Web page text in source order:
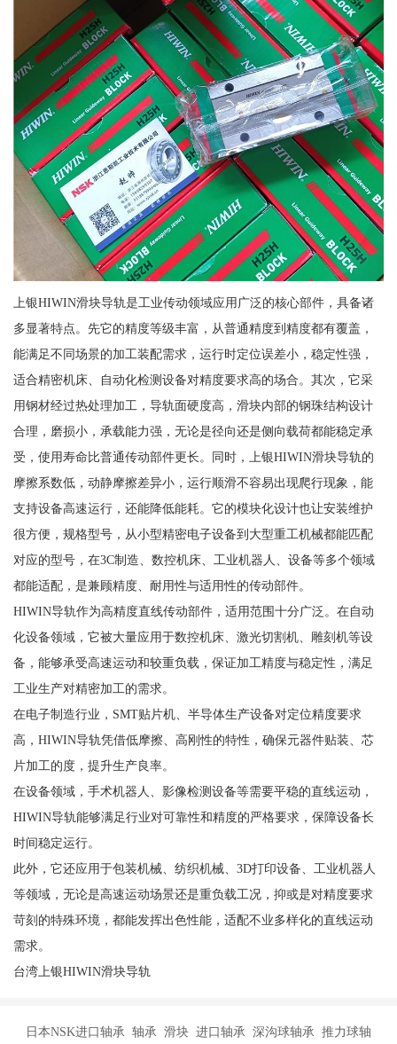
上银HIWIN滑块导轨是工业传动领域应用广泛的核心部件，具备诸
多显著特点。先它的精度等级丰富，从普通精度到精度都有覆盖，
能满足不同场景的加工装配需求，运行时定位误差小，稳定性强，
适合精密机床、自动化检测设备对精度要求高的场合。其次，它采
用钢材经过热处理加工，导轨面硬度高，滑块内部的钢珠结构设计
合理，磨损小，承载能力强，无论是径向还是侧向载荷都能稳定承
受，使用寿命比普通传动部件更长。同时，上银HIWIN滑块导轨的
摩擦系数低，动静摩擦差异小，运行顺滑不容易出现爬行现象，能
支持设备高速运行，还能降低能耗。它的模块化设计也让安装维护
很方便，规格型号，从小型精密电子设备到大型重工机械都能匹配
对应的型号，在3C制造、数控机床、工业机器人、设备等多个领域
都能适配，是兼顾精度、耐用性与适用性的传动部件。
HIWIN导轨作为高精度直线传动部件，适用范围十分广泛。在自动
化设备领域，它被大量应用于数控机床、激光切割机、雕刻机等设
备，能够承受高速运动和较重负载，保证加工精度与稳定性，满足
工业生产对精密加工的需求。
在电子制造行业，SMT贴片机、半导体生产设备对定位精度要求
高，HIWIN导轨凭借低摩擦、高刚性的特性，确保元器件贴装、芯
片加工的度，提升生产良率。
在设备领域，手术机器人、影像检测设备等需要平稳的直线运动，
HIWIN导轨能够满足行业对可靠性和精度的严格要求，保障设备长
时间稳定运行。
此外，它还应用于包装机械、纺织机械、3D打印设备、工业机器人
等领域，无论是高速运动场景还是重负载工况，抑或是对精度要求
苛刻的特殊环境，都能发挥出色性能，适配不业多样化的直线运动
需求。
台湾上银HIWIN滑块导轨
日本NSK进口轴承 轴承 滑块 进口轴承 深沟球轴承 推力球轴